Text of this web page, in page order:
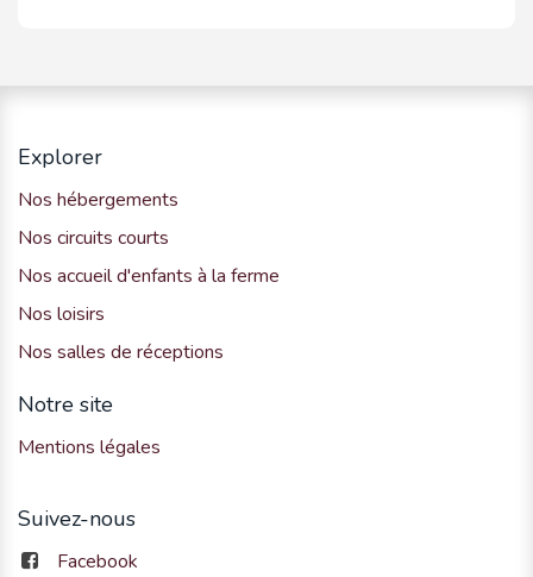
Explorer
Nos hébergements
Nos circuits courts
Nos accueil d'enfants à la ferme
Nos loisirs
Nos salles de réceptions
Notre site
Mentions légales
Suivez-nous
Facebook